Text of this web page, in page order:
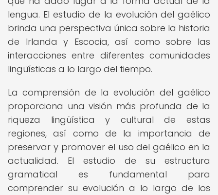
lengua. El estudio de la evolución del gaélico
brinda una perspectiva única sobre la historia
de Irlanda y Escocia, así como sobre las
interacciones entre diferentes comunidades
lingüísticas a lo largo del tiempo.
La comprensión de la evolución del gaélico
proporciona una visión más profunda de la
riqueza lingüística y cultural de estas
regiones, así como de la importancia de
preservar y promover el uso del gaélico en la
actualidad. El estudio de su estructura
gramatical es fundamental para
comprender su evolución a lo largo de los